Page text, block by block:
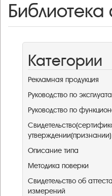
Категории
Рекламная продукция
Руководство по
Руководство по
Описание типа
Методика поверки
Свидетельство об
измерений